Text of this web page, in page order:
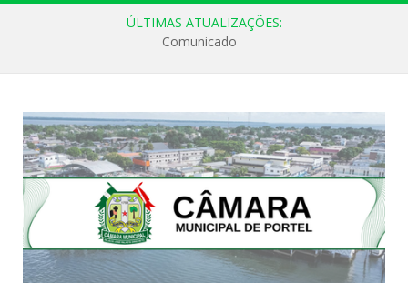
ÚLTIMAS ATUALIZAÇÕES:
Comunicado